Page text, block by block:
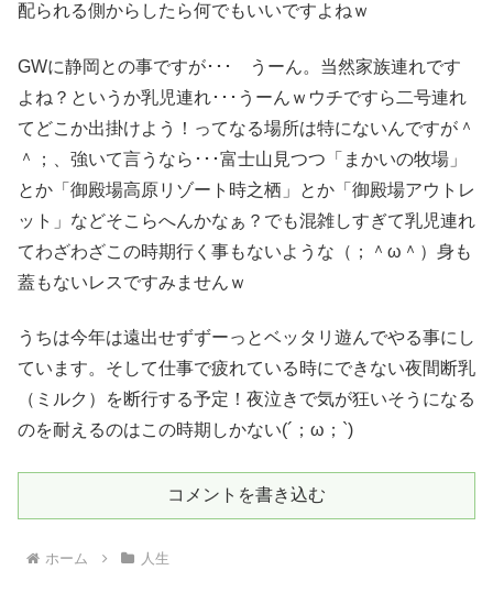
配られる側からしたら何でもいいですよねｗ
GWに静岡との事ですが･･･ うーん。当然家族連れです
よね？というか乳児連れ･･･うーんｗウチですら二号連れ
てどこか出掛けよう！ってなる場所は特にないんですが＾
＾；、強いて言うなら･･･富士山見つつ「まかいの牧場」
とか「御殿場高原リゾート時之栖」とか「御殿場アウトレ
ット」などそこらへんかなぁ？でも混雑しすぎて乳児連れ
てわざわざこの時期行く事もないような（；＾ω＾）身も
蓋もないレスですみませんｗ
うちは今年は遠出せずずーっとベッタリ遊んでやる事にし
ています。そして仕事で疲れている時にできない夜間断乳
（ミルク）を断行する予定！夜泣きで気が狂いそうになる
のを耐えるのはこの時期しかない(´；ω；`)
コメントを書き込む
ホーム 人生